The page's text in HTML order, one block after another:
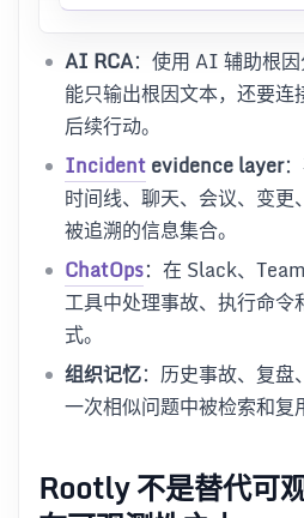
AI RCA：使用 AI 辅助根
能只输出根因文本，还要
后续行动。
Incidentevidence layer
时间线、聊天、会议、变
被追溯的信息集合。
ChatOps：在 Slack、
工具中处理事故、执行命令
式。
组织记忆：历史事故、复
一次相似问题中被检索和复
Rootly 不是替代可